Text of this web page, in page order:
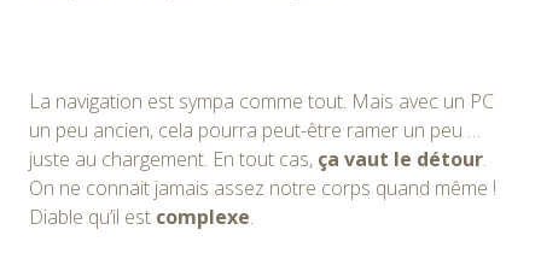
La navigation est sympa comme tout. Mais avec un PC
un peu ancien, cela pourra peut-être ramer un peu …
juste au chargement. En tout cas, ça vaut le détour.
On ne connait jamais assez notre corps quand même !
Diable qu’il est complexe.